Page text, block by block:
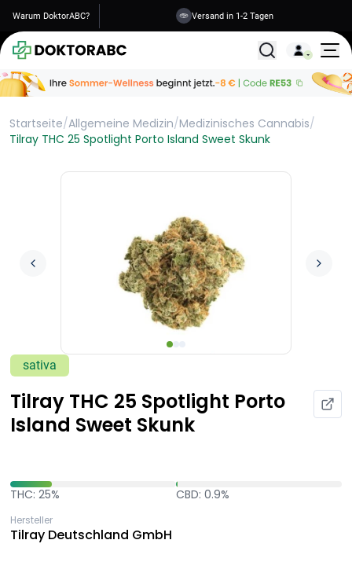
Warum DoktorABC? Versand in 1-2 Tagen
Alle
Startseite/Allgemeine Medizin/Medizinisches Cannabis/
Tilray THC 25 Spotlight Porto Island Sweet Skunk
sativa
Tilray THC 25 Spotlight Porto
Island Sweet Skunk
THC: 25% CBD: 0.9%
Hersteller
Tilray Deutschland GmbH